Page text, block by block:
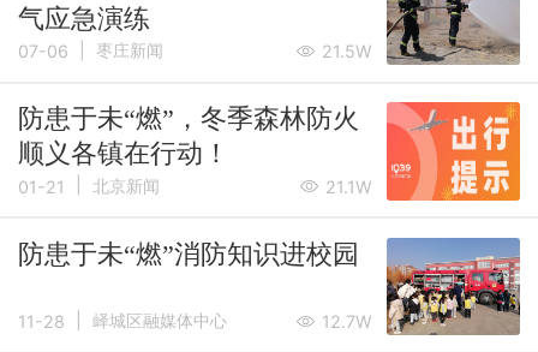
气应急演练
07-06 枣庄新闻 21.5W
防患于未“燃”，冬季森林防火
顺义各镇在行动！
01-21 北京新闻 21.1W
防患于未“燃”消防知识进校园
11-28 峄城区融媒体中心 12.7W